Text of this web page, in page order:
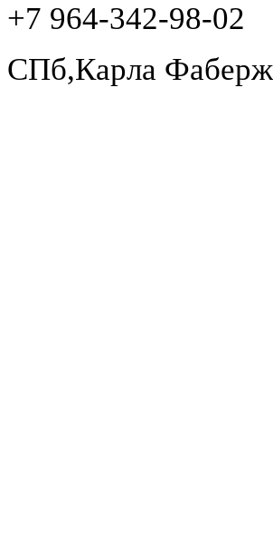
+7 964-342-98-02
СПб,Карла